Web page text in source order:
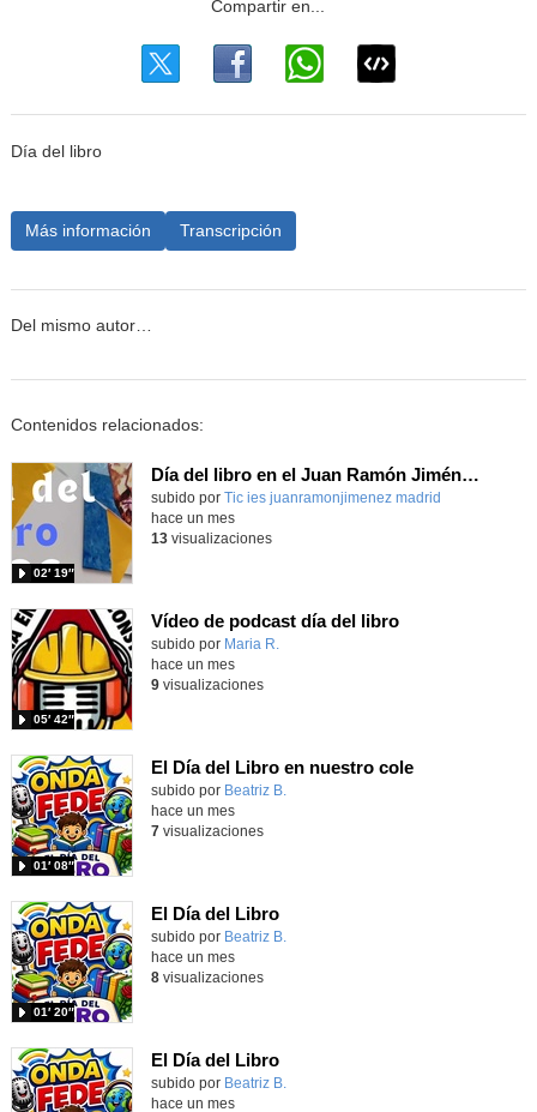
Día del libro
Más información Transcripción
Del mismo autor…
Contenidos relacionados:
Día del libro en el Juan Ramón Jiménez 2026
Contenido educativo.
subido por Tic ies juanramonjimenez madrid
02′ 19″
hace un mes
13visualizaciones
Vídeo de podcast día del libro
Contenido educativo.
subido por Maria R.
05′ 42″
hace un mes
9visualizaciones
El Día del Libro en nuestro cole
Contenido educativo.
subido por Beatriz B.
01′ 08″
hace un mes
7visualizaciones
El Día del Libro
Contenido educativo.
subido por Beatriz B.
01′ 20″
hace un mes
8visualizaciones
El Día del Libro
Contenido educativo.
subido por Beatriz B.
hace un mes